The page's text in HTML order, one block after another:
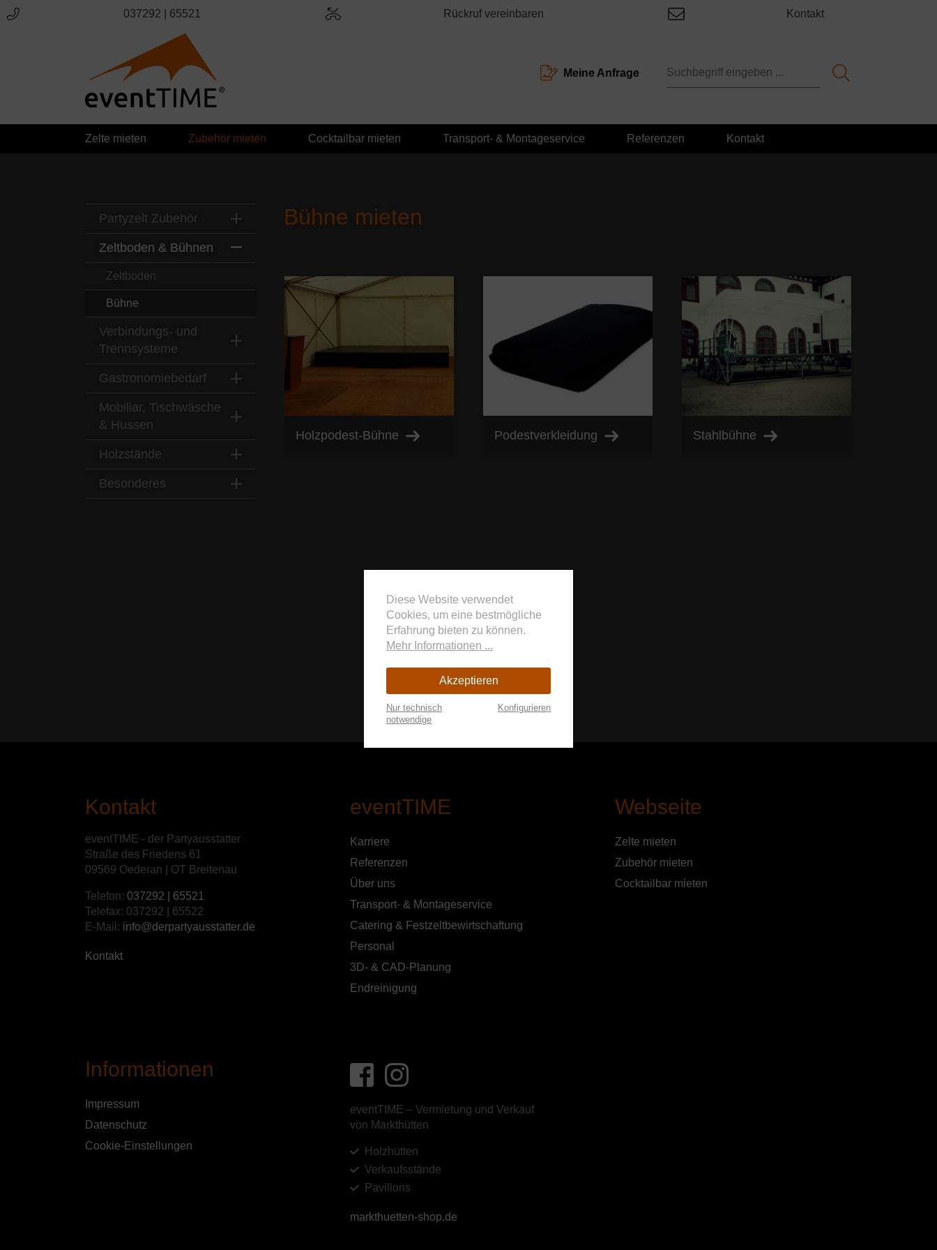
Zur Hauptnavigation springen
037292 | 65521 Rückruf vereinbaren Kontakt
Meine Anfrage
Zelte mieten Zubehör mieten Cocktailbar mieten Transport- & Montageservice Referenzen Kontakt
Partyzelt Zubehör
Zeltboden & Bühnen
Zeltboden
Bühne
Verbindungs- und
Trennsysteme
Gastronomiebedarf
Mobiliar, Tischwäsche
& Hussen
Holzstände
Besonderes
Bühne mieten
Holzpodest-Bühne Podestverkleidung Stahlbühne
Kontakt
eventTIME - der Partyausstatter
Straße des Friedens 61
09569 Oederan | OT Breitenau
Telefon: 037292 | 65521
Telefax: 037292 | 65522
E-Mail: info@derpartyausstatter.de
Kontakt
eventTIME
Karriere
Referenzen
Über uns
Transport- & Montageservice
Catering & Festzeltbewirtschaftung
Personal
3D- & CAD-Planung
Endreinigung
Webseite
Zelte mieten
Zubehör mieten
Cocktailbar mieten
Informationen
Impressum
Datenschutz
Cookie-Einstellungen
eventTIME – Vermietung und Verkauf
von Markthütten
Holzhütten
Verkaufsstände
Pavillons
markthuetten-shop.de
Diese Website verwendet
Cookies, um eine bestmögliche
Erfahrung bieten zu können.
Mehr Informationen ...
Akzeptieren
Nur technisch
notwendige
Konfigurieren